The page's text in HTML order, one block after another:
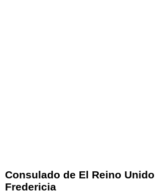
Consulado de El Reino Unido
Fredericia